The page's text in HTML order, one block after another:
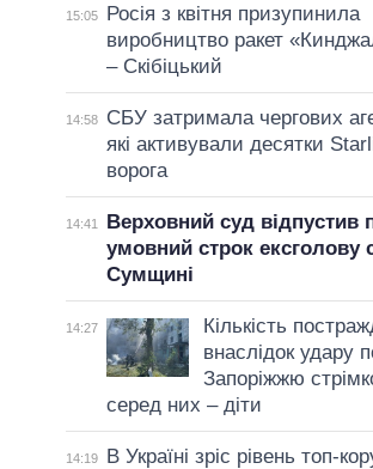
15:05
Росія з квітня призупинила
виробництво ракет
– Скібіцький
14:58
СБУ затримала чергових
які активували десятки
ворога
14:41
Верховний суд відпустив
умовний строк ексголову
Сумщині
14:27
Кількість
внаслідок удару
Запоріжжю
серед них – діти
14:19
В Україні зріс рівень топ-